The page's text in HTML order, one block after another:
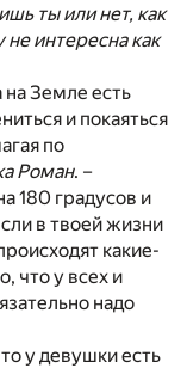
ты или нет, как
интересна как
на Земле есть
и покаяться
по
Роман. –
180 градусов и
в твоей жизни
какие-
что у всех и
надо
у девушки есть